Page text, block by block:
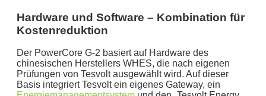
NORDDEUTSCH.
Stunden.Getreu unser Markenpersönlichkeit
behandeln wir Ihr Anliegen von der ersten Minute an
mit den altbewährtennorddeutschenkaufmännischen
Hardware und Software – Kombination für
Kostenreduktion
Der PowerCore G-2 basiert auf Hardware des
chinesischen Herstellers WHES, die nach eigenen
Prüfungen von Tesvolt ausgewählt wird. Auf dieser
Basis integriert Tesvolt ein eigenes Gateway, ein